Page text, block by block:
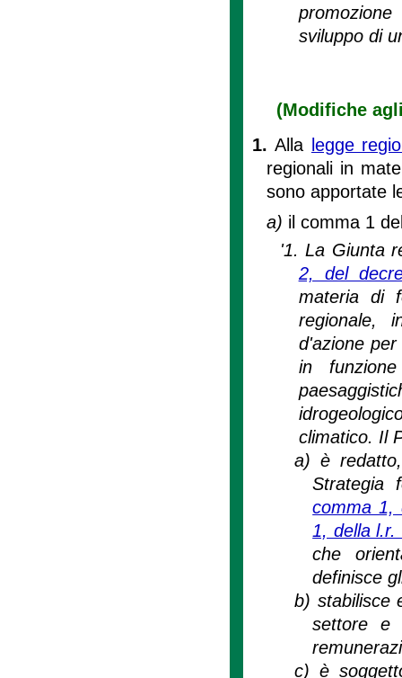
sviluppo di
(Modifiche
1.Alla legge
regionali in
sono apportate
a) il comma 1
'1. La Giunta
2, del
materia di
regionale,
d'azione
in
climatico. Il
a) è
Strategia
comma 1,
1, della l.r.
che
definisce
b) stabilisce
settore e
c)è